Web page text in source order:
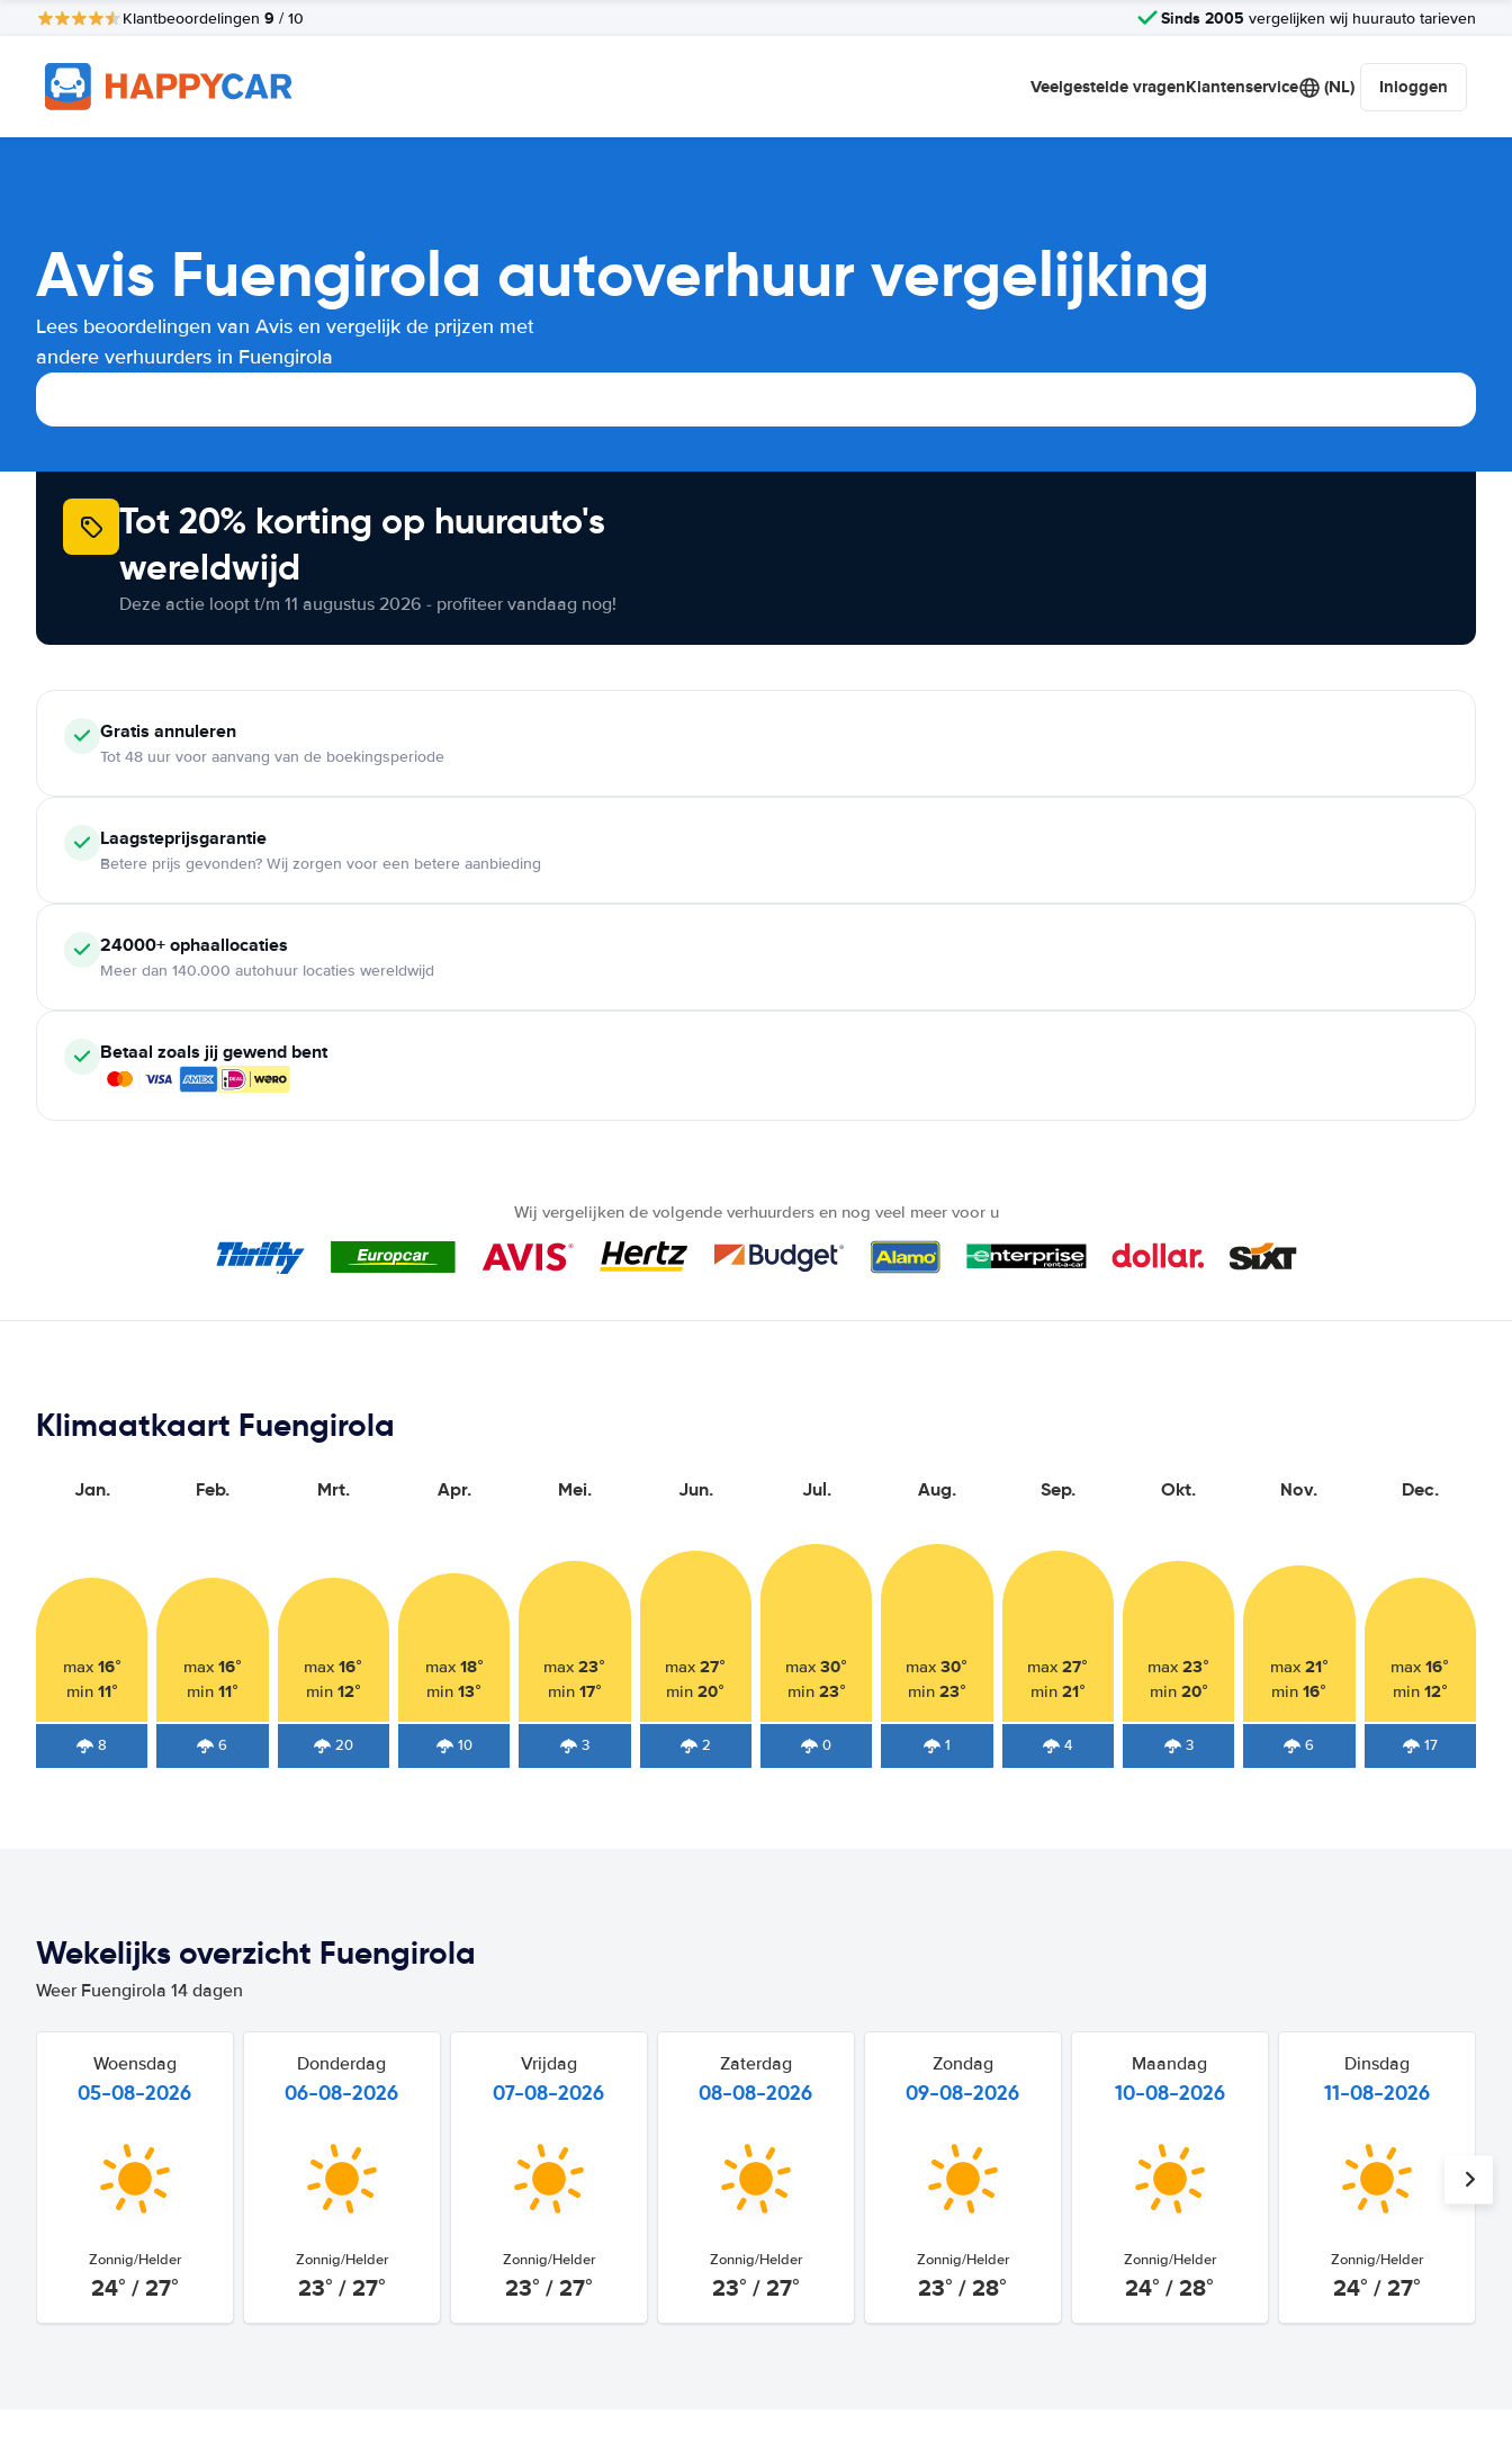
Klantbeoordelingen 9 / 10 Sinds 2005 vergelijken wij huurauto tarieven
Veelgestelde vragenKlantenservice (NL) Inloggen
Avis Fuengirola autoverhuur vergelijking
Lees beoordelingen van Avis en vergelijk de prijzen met
andere verhuurders in Fuengirola
Tot 20% korting op huurauto's
wereldwijd
Deze actie loopt t/m 11 augustus 2026 - profiteer vandaag nog!
Gratis annuleren
Tot 48 uur voor aanvang van de boekingsperiode
Laagsteprijsgarantie
Betere prijs gevonden? Wij zorgen voor een betere aanbieding
24000+ ophaallocaties
Meer dan 140.000 autohuur locaties wereldwijd
Betaal zoals jij gewend bent
Wij vergelijken de volgende verhuurders en nog veel meer voor u
Klimaatkaart Fuengirola
Jan.
max 16°
min 11°
8
Feb.
max 16°
min 11°
6
Mrt.
max16°
min 12°
20
Apr.
max 18°
min13°
10
Mei.
max23°
min 17°
3
Jun.
max27°
min20°
2
Jul.
max30°
min 23°
0
Aug.
max30°
min 23°
1
Sep.
max27°
min 21°
4
Okt.
max23°
min 20°
3
Nov.
max 21°
min16°
6
Dec.
max16°
min 12°
17
Wekelijks overzicht Fuengirola
Weer Fuengirola 14 dagen
Woensdag
05-08-2026
Zonnig/Helder
24° / 27°
Donderdag
06-08-2026
Zonnig/Helder
23° / 27°
Vrijdag
07-08-2026
Zonnig/Helder
23° / 27°
Zaterdag
08-08-2026
Zonnig/Helder
23° / 27°
Zondag
09-08-2026
Zonnig/Helder
23° / 28°
Maandag
10-08-2026
Zonnig/Helder
24° / 28°
Dinsdag
11-08-2026
Zonnig/Helder
24° / 27°